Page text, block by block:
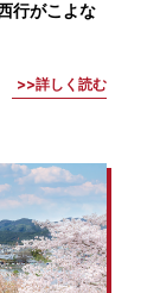
行がこよな
詳しく読む